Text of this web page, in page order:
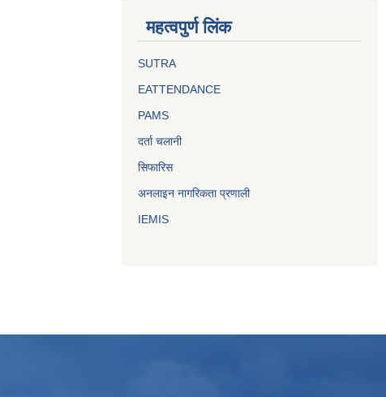
महत्वपुर्ण लिंक
SUTRA
EATTENDANCE
PAMS
दर्ता चलानी
सिफारिस
अनलाइन नागरिकता प्रणाली
IEMIS